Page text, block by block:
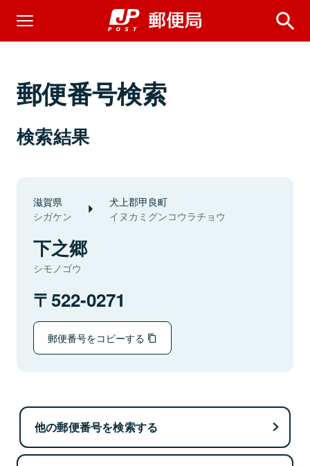
郵便番号検索
検索結果
滋賀県
シガケン
犬上郡甲良町
イヌカミグンコウラチョウ
下之郷
シモノゴウ
522-0271
郵便番号をコピーする
他の郵便番号を検索する